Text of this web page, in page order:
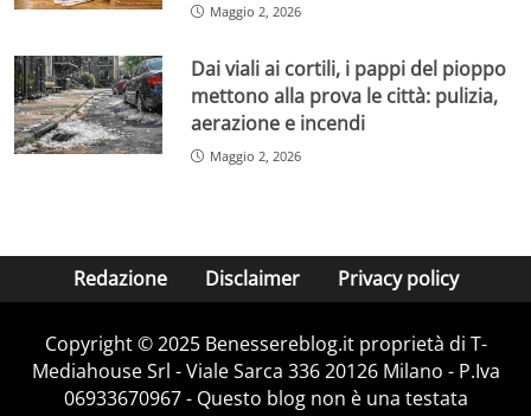
Maggio 2, 2026
Dai viali ai cortili, i pappi del pioppo
mettono alla prova le città: pulizia,
aerazione e incendi
Maggio 2, 2026
Redazione Disclaimer Privacy policy
Copyright © 2025 Benessereblog.it proprietà di T-
Mediahouse Srl - Viale Sarca 336 20126 Milano - P.Iva
06933670967 - Questo blog non è una testata